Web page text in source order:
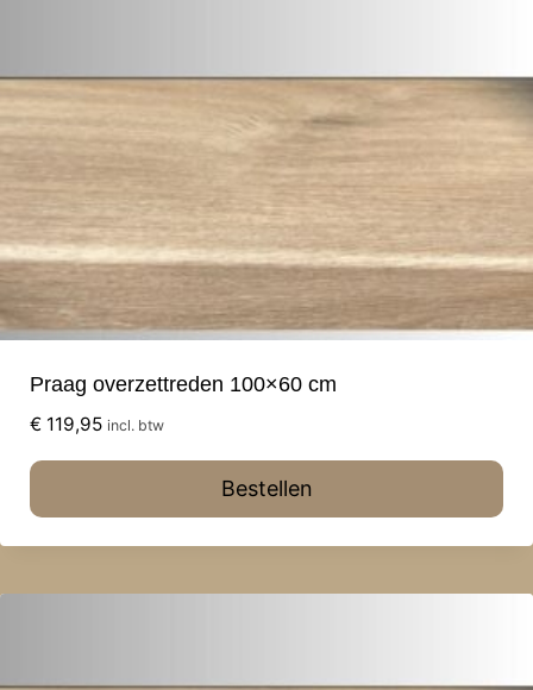
Praag overzettreden 100×60 cm
€ 119,95 incl. btw
Bestellen